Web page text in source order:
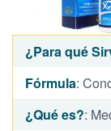
¿Para qué
Fórmula:
¿Qué es?: